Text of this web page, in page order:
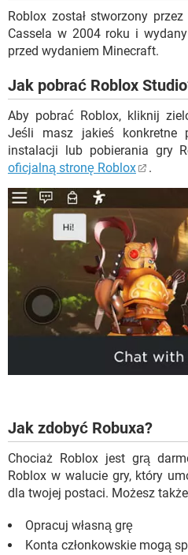
Roblox został stworzony
Cassela w 2004 roku i
przed wydaniem Minecraft.
Jak pobrać Roblox
Aby pobrać Roblox, kliknij
Jeśli masz jakieś konkretne
instalacji lub pobierania gry
oficjalną stronę Roblox
.
Jak zdobyć Robuxa?
Chociaż Roblox jest grą
Roblox w walucie gry, który
dla twojej postaci. Możesz
Opracuj własną grę
Konta członkowskie mogą